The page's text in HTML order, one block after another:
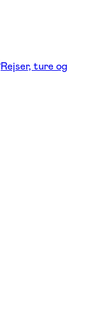
Rejser, ture og